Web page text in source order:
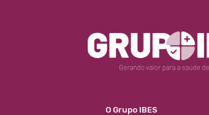
O Grupo IBES